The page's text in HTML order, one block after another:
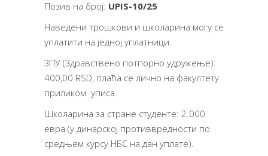
Позив на број: UPIS-10/25
Наведени трошкови и школарина могу се
уплатити на једној уплатници.
ЗПУ (Здравствено потпорно удружење):
400,00 RSD, плаћа се лично на факултету
приликом уписа.
Школарина за стране студенте: 2.000
евра (у динарској противвредности по
средњем курсу НБС на дан уплате).